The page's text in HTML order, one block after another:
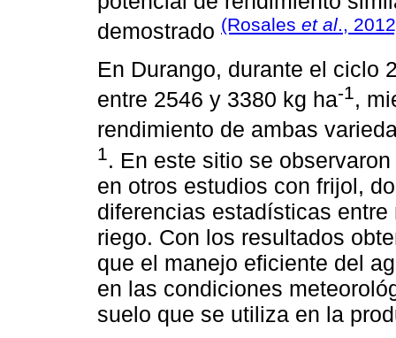
demostrado (Rosales et al.,
En Durango, durante el ciclo
entre 2546 y 3380 kg ha-1,
rendimiento de ambas
1. En este sitio se
en otros estudios con frijol,
diferencias estadísticas
riego. Con los resultados
que el manejo eficiente del
en las condiciones
suelo que se utiliza en la